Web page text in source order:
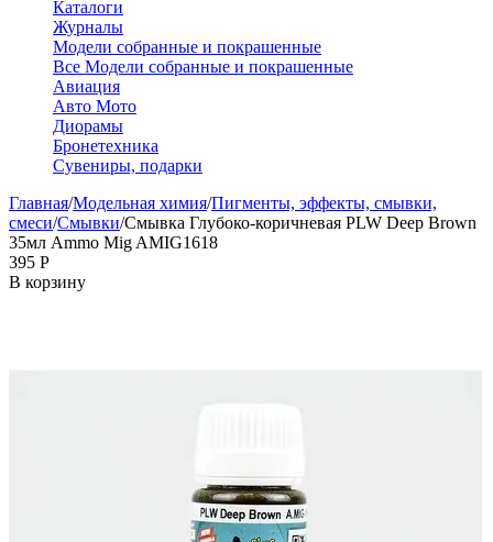
Каталоги
Журналы
Модели собранные и покрашенные
Все Модели собранные и покрашенные
Авиация
Авто Мото
Диорамы
Бронетехника
Сувениры, подарки
Главная/Модельная химия/Пигменты, эффекты, смывки,
смеси/Смывки/Смывка Глубоко-коричневая PLW Deep Brown
35мл Ammo Mig AMIG1618
‍395‍ Р
В корзину